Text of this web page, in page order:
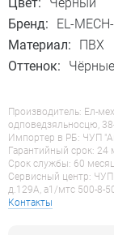
Бренд:
EL-
Материал:
ПВХ
Оттенок:
Чёрные
Производитель: Ел-
одповедзяльносцю,
Импортер в РБ: ЧУП
Гарантийный срок: 24
Срок службы: 60
Сервисный центр: ЧУП
д.129А, a1/мтс 500-8-
Контакты